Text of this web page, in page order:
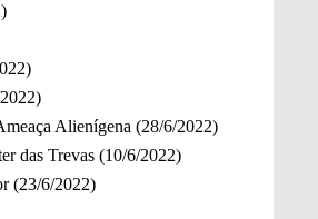
Alienígena (28/6/2022)
das Trevas (10/6/2022)
(23/6/2022)